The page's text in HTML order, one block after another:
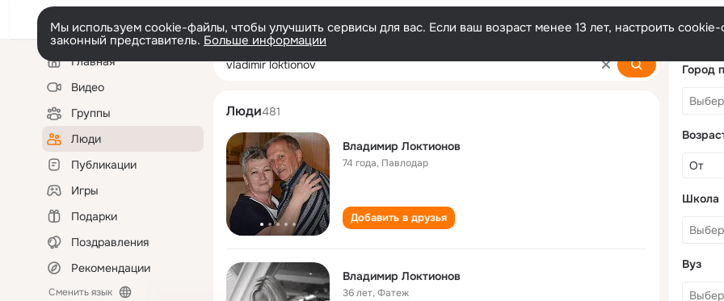
Мы используем cookie-файлы, чтобы улучшить сервисы для вас. Если ваш возраст менее 13 лет, настроить
законный представитель. Больше информации
Левая
колонкаГлавная
Видео
Группы
Люди
Публикации
Игры
Подарки
Поздравления
Рекомендации
Сменить язык
vladimir loktionov
Люди481
Владимир Локтионов
74 года, Павлодар
Добавить в друзья
Владимир Локтионов
36 лет,Фатеж
Город
Школа
Вуз